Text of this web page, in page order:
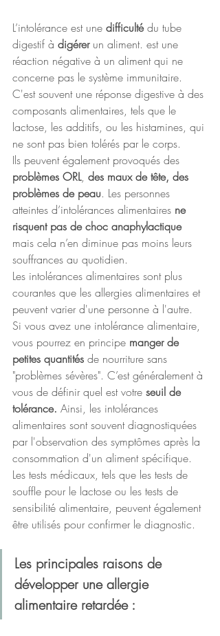
L’intolérance est une difficulté du tube
digestif à digérer un aliment. est une
réaction négative à un aliment qui ne
concerne pas le système immunitaire.
C'est souvent une réponse digestive à des
composants alimentaires, tels que le
lactose, les additifs, ou les histamines, qui
ne sont pas bien tolérés par le corps.
Ils peuvent également provoqués des
problèmes ORL, des maux de tête, des
problèmes de peau. Les personnes
atteintes d’intolérances alimentaires ne
risquent pas de choc anaphylactique
mais cela n’en diminue pas moins leurs
souffrances au quotidien.
Les intolérances alimentaires sont plus
courantes que les allergies alimentaires et
peuvent varier d'une personne à l'autre.
Si vous avez une intolérance alimentaire,
vous pourrez en principe manger de
petites quantités de nourriture sans
"problèmes sévères". C’est généralement à
vous de définir quel est votre seuil de
tolérance. Ainsi, les intolérances
alimentaires sont souvent diagnostiquées
par l'observation des symptômes après la
consommation d'un aliment spécifique.
Les tests médicaux, tels que les tests de
souffle pour le lactose ou les tests de
sensibilité alimentaire, peuvent également
être utilisés pour confirmer le diagnostic.
Les principales raisons de
développer une allergie
alimentaire retardée :